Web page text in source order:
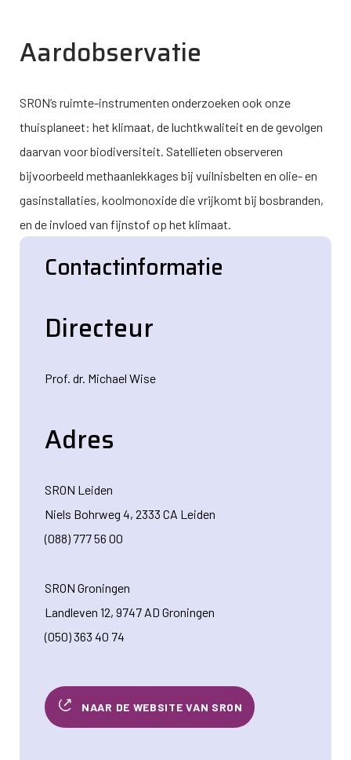
Aardobservatie
SRON’s ruimte-instrumenten onderzoeken ook onze
thuisplaneet: het klimaat, de luchtkwaliteit en de gevolgen
daarvan voor biodiversiteit. Satellieten observeren
bijvoorbeeld methaanlekkages bij vuilnisbelten en olie- en
gasinstallaties, koolmonoxide die vrijkomt bij bosbranden,
en de invloed van fijnstof op het klimaat.
Contactinformatie
Directeur
Prof. dr. Michael Wise
Adres
SRON Leiden
Niels Bohrweg 4, 2333 CA Leiden
(088) 777 56 00
SRON Groningen
Landleven 12, 9747 AD Groningen
(050) 363 40 74
NAAR DE WEBSITE VAN SRON